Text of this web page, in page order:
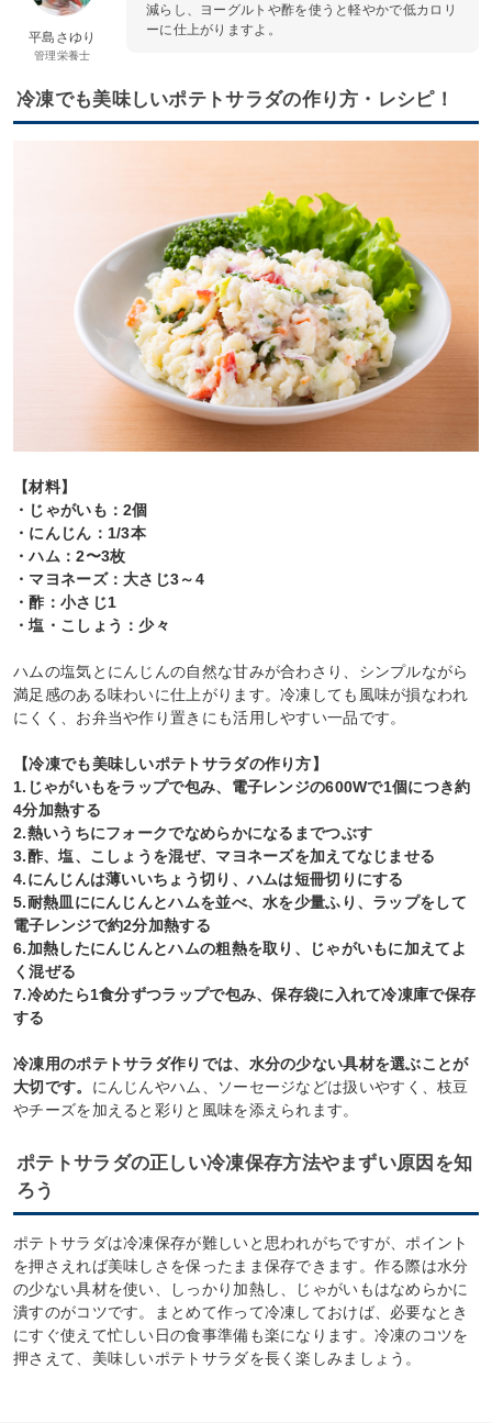
平島さゆり
管理栄養士
減らし、ヨーグルトや酢を使うと軽やかで低カロリ
ーに仕上がりますよ。
冷凍でも美味しいポテトサラダの作り方・レシピ！
【材料】
・じゃがいも：2個
・にんじん：1/3本
・ハム：2〜3枚
・マヨネーズ：大さじ3～4
・酢：小さじ1
・塩・こしょう：少々
ハムの塩気とにんじんの自然な甘みが合わさり、シンプルながら
満足感のある味わいに仕上がります。冷凍しても風味が損なわれ
にくく、お弁当や作り置きにも活用しやすい一品です。
【冷凍でも美味しいポテトサラダの作り方】
1.じゃがいもをラップで包み、電子レンジの600Wで1個につき約
4分加熱する
2.熱いうちにフォークでなめらかになるまでつぶす
3.酢、塩、こしょうを混ぜ、マヨネーズを加えてなじませる
4.にんじんは薄いいちょう切り、ハムは短冊切りにする
5.耐熱皿ににんじんとハムを並べ、水を少量ふり、ラップをして
電子レンジで約2分加熱する
6.加熱したにんじんとハムの粗熱を取り、じゃがいもに加えてよ
く混ぜる
7.冷めたら1食分ずつラップで包み、保存袋に入れて冷凍庫で保存
する
冷凍用のポテトサラダ作りでは、水分の少ない具材を選ぶことが
大切です。 にんじんやハム、ソーセージなどは扱いやすく、枝豆
やチーズを加えると彩りと風味を添えられます。
ポテトサラダの正しい冷凍保存方法やまずい原因を知
ろう
ポテトサラダは冷凍保存が難しいと思われがちですが、ポイント
を押さえれば美味しさを保ったまま保存できます。作る際は水分
の少ない具材を使い、しっかり加熱し、じゃがいもはなめらかに
潰すのがコツです。まとめて作って冷凍しておけば、必要なとき
にすぐ使えて忙しい日の食事準備も楽になります。冷凍のコツを
押さえて、美味しいポテトサラダを長く楽しみましょう。